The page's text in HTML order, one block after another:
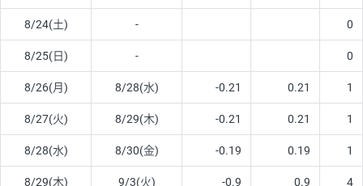
8/24(土) - 0
8/25(日) - 0
8/26(月) 8/28(水) -0.21 0.21 1
8/27(火) 8/29(木) -0.21 0.21 1
8/28(水) 8/30(金) -0.19 0.19 1
8/29(木) 9/3(火) -0.9 0.9 4